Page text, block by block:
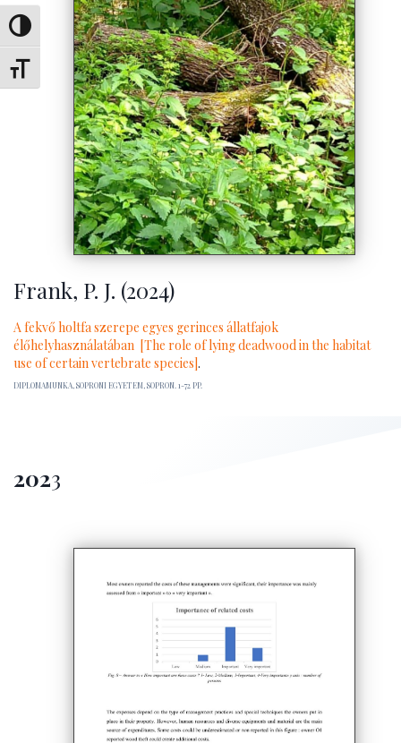
Toggle High Contrast
Toggle Font size
Frank, P. J. (2024)
A fekvő holtfa szerepe egyes gerinces állatfajok
élőhelyhasználatában [The role of lying deadwood in the habitat
use of certain vertebrate species].
DIPLOMAMUNKA, SOPRONI EGYETEM, SOPRON. 1-72 PP.
2023